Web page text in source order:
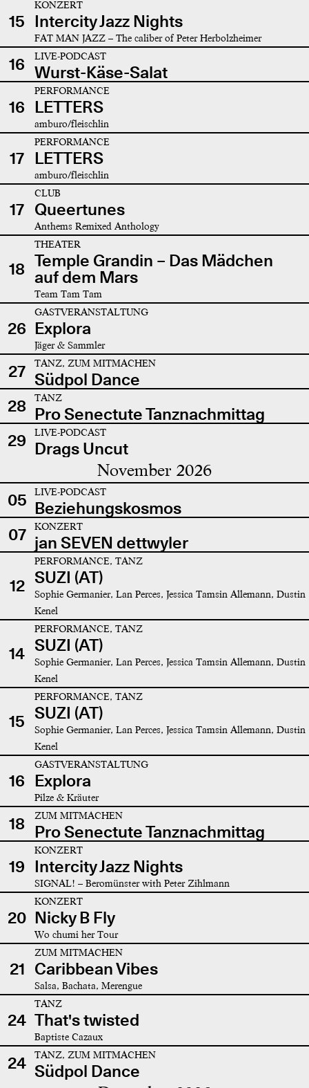
15
KONZERT
Intercity Jazz Nights
FAT MAN JAZZ – The caliber of Peter Herbolzheimer
16 LIVE-PODCAST
Wurst-Käse-Salat
16
PERFORMANCE
LETTERS
amburo/fleischlin
17
PERFORMANCE
LETTERS
amburo/fleischlin
17
CLUB
Queertunes
Anthems Remixed Anthology
18
THEATER
Temple Grandin – Das Mädchen
auf dem Mars
Team Tam Tam
26
GASTVERANSTALTUNG
Explora
Jäger & Sammler
27 TANZ, ZUM MITMACHEN
Südpol Dance
28
TANZ
Pro Senectute Tanznachmittag
29
LIVE-PODCAST
Drags Uncut
November 2026
05 LIVE-PODCAST
Beziehungskosmos
07
KONZERT
jan SEVEN dettwyler
12
PERFORMANCE, TANZ
SUZI (AT)
Sophie Germanier, Lan Perces, Jessica Tamsin Allemann, Dustin
Kenel
14
PERFORMANCE, TANZ
SUZI (AT)
Sophie Germanier, Lan Perces, Jessica Tamsin Allemann, Dustin
Kenel
15
PERFORMANCE, TANZ
SUZI (AT)
Sophie Germanier, Lan Perces, Jessica Tamsin Allemann, Dustin
Kenel
16
GASTVERANSTALTUNG
Explora
Pilze & Kräuter
18 ZUM MITMACHEN
Pro Senectute Tanznachmittag
19
KONZERT
Intercity Jazz Nights
SIGNAL! – Beromünster with Peter Zihlmann
20
KONZERT
Nicky B Fly
Wo chumi her Tour
21
ZUM MITMACHEN
Caribbean Vibes
Salsa, Bachata, Merengue
24
TANZ
That's twisted
Baptiste Cazaux
24 TANZ, ZUM MITMACHEN
Südpol Dance